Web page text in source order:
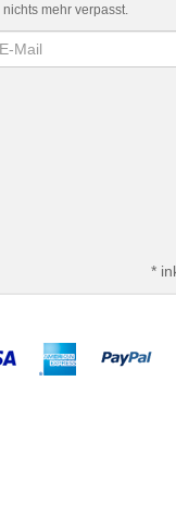
nichts mehr verpasst.
*